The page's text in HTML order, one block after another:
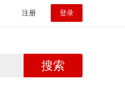
注册 登录
搜索